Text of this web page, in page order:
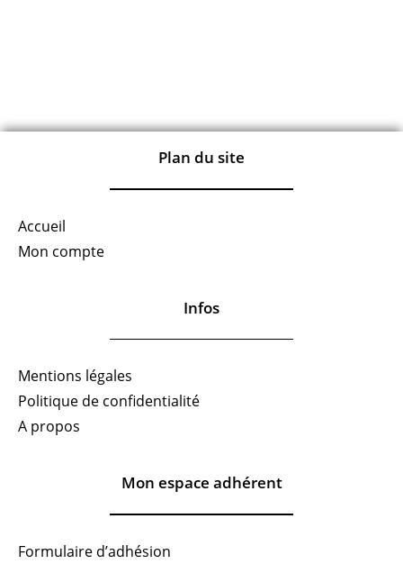
Plan du site
Accueil
Mon compte
Infos
Mentions légales
Politique de confidentialité
A propos
Mon espace adhérent
Formulaire d’adhésion